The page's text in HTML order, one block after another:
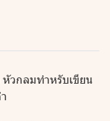
วกลมทำหรับเขียน